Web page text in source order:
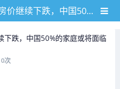
原创 2027年，如果房价继续下跌，中国50%的家庭或将面临3个大麻烦
下跌，中国50%的家庭或将面临
0次